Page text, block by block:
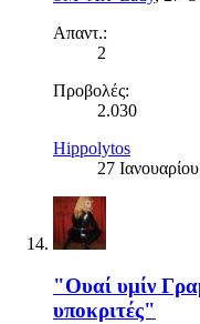
Απαντ.:
2
Προβολές:
2.030
Hippolytos
27
"Ουαί υμίν
υποκριτές"